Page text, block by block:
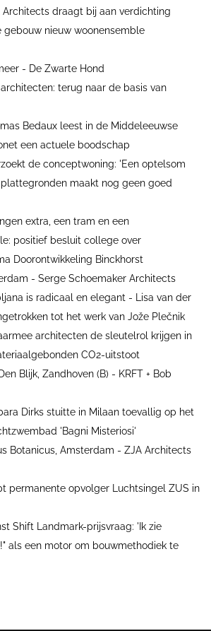
Architects draagt bij aan verdichting
gebouw nieuw woonensemble
- De Zwarte Hond
terug naar de basis van
Bedaux leest in de Middeleeuwse
een actuele boodschap
de conceptwoning: 'Een optelsom
maakt nog geen goed
extra, een tram en een
positief besluit college over
Doorontwikkeling Binckhorst
- Serge Schoemaker Architects
is radicaal en elegant - Lisa van der
tot het werk van Jože Plečnik
architecten de sleutelrol krijgen in
CO2-uitstoot
Blijk, Zandhoven (B) - KRFT + Bob
Dirks stuitte in Milaan toevallig op het
'Bagni Misteriosi'
Botanicus, Amsterdam - ZJA Architects
permanente opvolger Luchtsingel ZUS in
Shift Landmark-prijsvraag: 'Ik zie
als een motor om bouwmethodiek te